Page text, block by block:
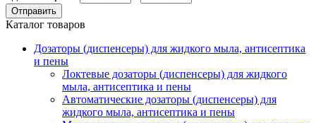
Отправить
Каталог товаров
Дозаторы (диспенсеры) для жидкого мыла, антисептика
и пены
Локтевые дозаторы (диспенсеры) для жидкого
мыла, антисептика и пены
Автоматические дозаторы (диспенсеры) для
жидкого мыла, антисептика и пены